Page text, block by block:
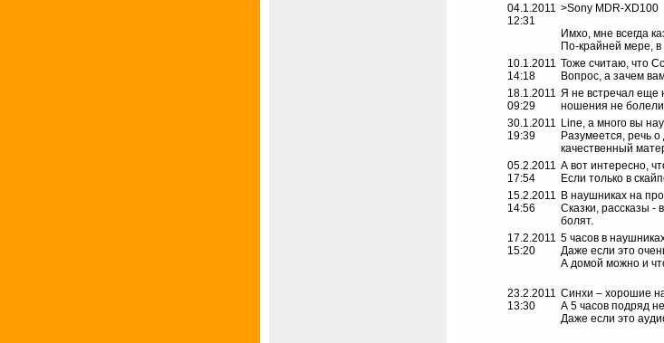
04.1.2011
12:31
>Sony MDR-XD100
Имхо, мне всегда
По-крайней мере,
10.1.2011
14:18
Тоже считаю, что
Вопрос, а зачем
18.1.2011
09:29
Я не встречал еще
ношения не
30.1.2011
19:39
Line, а много вы
Разумеется, речь
качественный
05.2.2011
17:54
А вот интересно,
Если только в
15.2.2011
14:56
В наушниках на
Сказки, рассказы -
болят.
17.2.2011
15:20
5 часов в
Даже если это
А домой можно и
23.2.2011
13:30
Синхи – хорошие
А 5 часов подряд
Даже если это